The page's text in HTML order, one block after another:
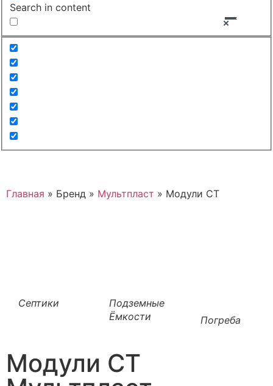
Search in content
Главная » Бренд » Мультпласт » Модули СТ
Септики
Подземные
Ёмкости
Погреба
Модули СТ